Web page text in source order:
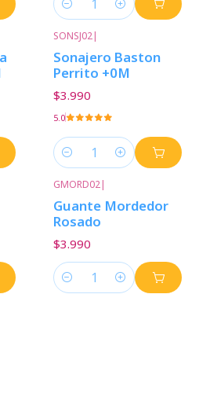
Cantidad
SONSJ02|
Sonajero Baston
Perrito +0M
$3.990
5.0
Cantidad
GMORD02|
Guante Mordedor
Rosado
$3.990
Cantidad